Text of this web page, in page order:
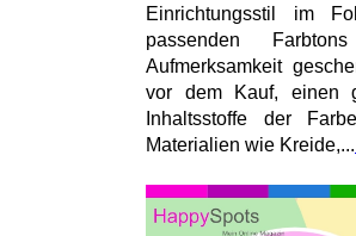
Einrichtungsstil im
passenden
Aufmerksamkeit
vor dem Kauf, einen
Inhaltsstoffe der
Materialien wie Kreide,...